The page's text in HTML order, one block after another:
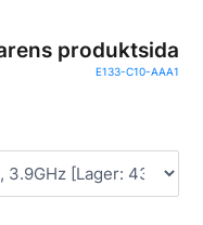
produktsida
E133-C10-AAA1